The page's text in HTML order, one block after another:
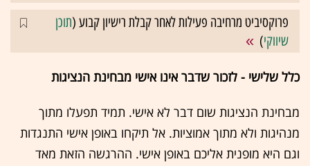
פרוקסיביט מרחיבה פעילות לאחר קבלת רישיון קבוע (תוכן
שיווקי)
כלל שלישי - לזכור שדבר אינו אישי מבחינת הנציגות
מבחינת הנציגות שום דבר לא אישי. תמיד תפעלו מתוך
מנהיגות ולא מתוך אמוציות. אל תיקחו באופן אישי התנגדות
וגם היא מופנית אליכם באופן אישי. ההרגשה הזאת מאד